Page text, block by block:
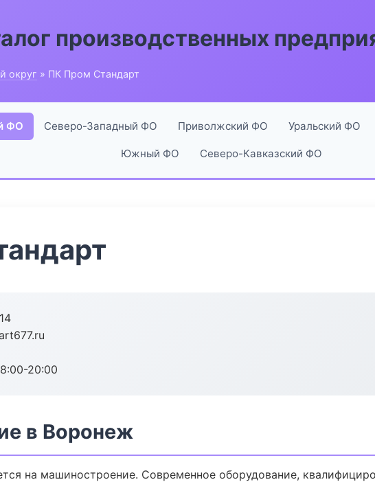
производственных
округ » ПК Пром Стандарт
ФО Северо-Западный ФО Приволжский ФО Уральский ФО
Южный ФО Северо-Кавказский ФО
20:00
в Воронеж
на машиностроение. Современное оборудование,